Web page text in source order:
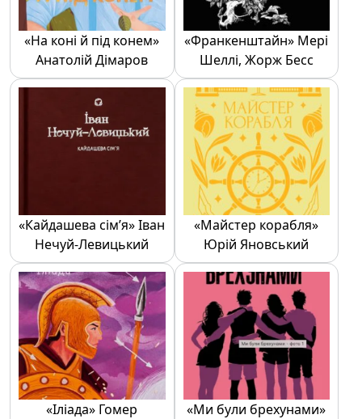
«На коні й під конем»
Анатолій Дімаров
«Франкенштайн» Мері
Шеллі, Жорж Бесс
«Кайдашева сім’я» Іван
Нечуй-Левицький
«Майстер корабля»
Юрій Яновський
«Іліада» Гомер
«Ми були брехунами»